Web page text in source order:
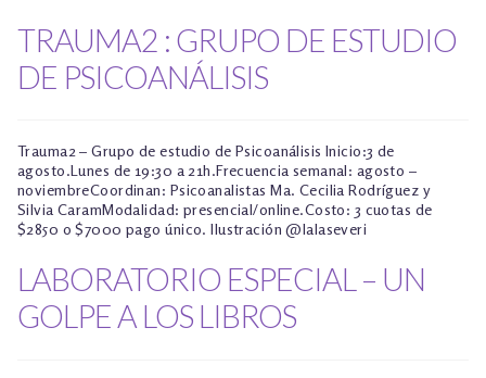
TRAUMA2 : GRUPO DE ESTUDIO
DE PSICOANÁLISIS
Trauma2 – Grupo de estudio de Psicoanálisis Inicio:3 de
agosto.Lunes de 19:30 a 21h.Frecuencia semanal: agosto –
noviembreCoordinan: Psicoanalistas Ma. Cecilia Rodríguez y
Silvia CaramModalidad: presencial/online.Costo: 3 cuotas de
$2850 o $7000 pago único. Ilustración @lalaseveri
LABORATORIO ESPECIAL – UN
GOLPE A LOS LIBROS